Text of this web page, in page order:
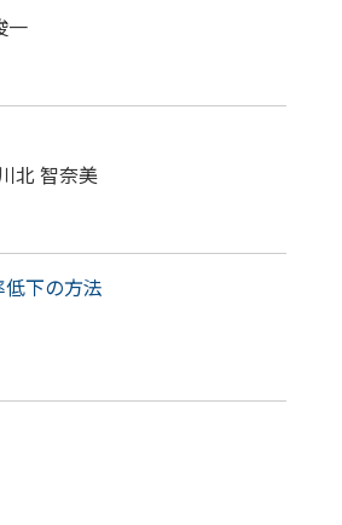
一
北 智奈美
下の方法